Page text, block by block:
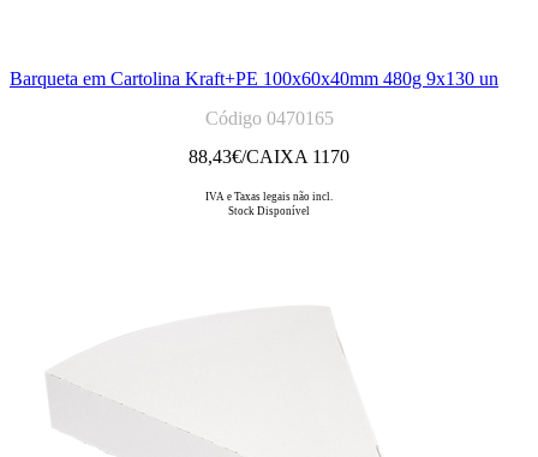
Barqueta em Cartolina Kraft+PE 100x60x40mm 480g 9x130 un
Código 0470165
88,43€/CAIXA 1170
IVA e Taxas legais não incl.
Stock Disponível